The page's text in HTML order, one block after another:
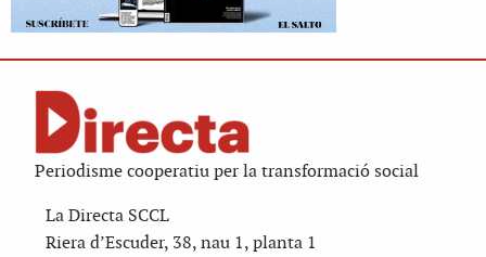
Periodisme cooperatiu per la transformació social
La Directa SCCL
Riera d’Escuder, 38, nau 1, planta 1